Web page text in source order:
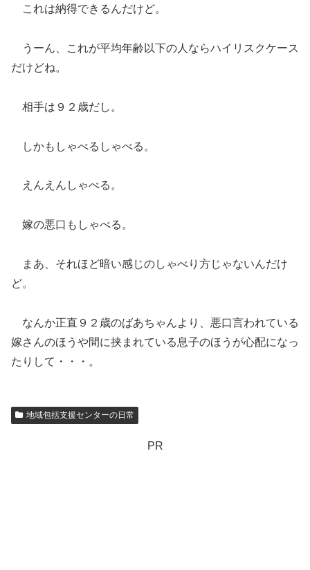
これは納得できるんだけど。
うーん、これが平均年齢以下の人ならハイリスクケース
だけどね。
相手は９２歳だし。
しかもしゃべるしゃべる。
えんえんしゃべる。
嫁の悪口もしゃべる。
まあ、それほど暗い感じのしゃべり方じゃないんだけ
ど。
なんか正直９２歳のばあちゃんより、悪口言われている
嫁さんのほうや間に挟まれている息子のほうが心配になっ
たりして・・・。
地域包括支援センターの日常
PR